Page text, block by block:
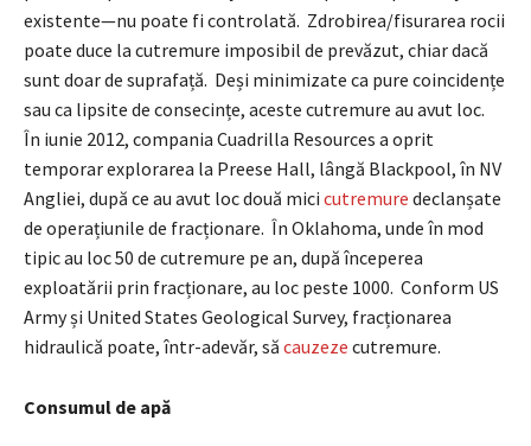
existente—nu poate fi controlată. Zdrobirea/fisurarea rocii
poate duce la cutremure imposibil de prevăzut, chiar dacă
sunt doar de suprafață. Deși minimizate ca pure coincidențe
sau ca lipsite de consecințe, aceste cutremure au avut loc.
În iunie 2012, compania Cuadrilla Resources a oprit
temporar explorarea la Preese Hall, lângă Blackpool, în NV
Angliei, după ce au avut loc două mici cutremure declanșate
de operațiunile de fracționare. În Oklahoma, unde în mod
tipic au loc 50 de cutremure pe an, după începerea
exploatării prin fracționare, au loc peste 1000. Conform US
Army și United States Geological Survey, fracționarea
hidraulică poate, într-adevăr, să cauzeze cutremure.
Consumul de apă